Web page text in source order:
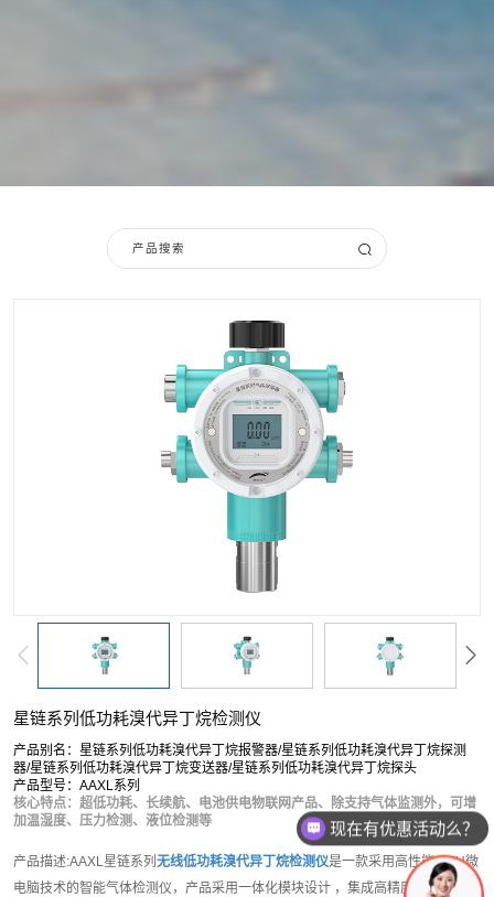
复合型检测仪 软件平台
星链系列低功耗溴代异丁烷检测仪
产品别名：星链系列低功耗溴代异丁烷报警器/星链系列低功耗溴代异丁烷探测
器/星链系列低功耗溴代异丁烷变送器/星链系列低功耗溴代异丁烷探头
产品型号：AAXL系列
核心特点：超低功耗、长续航、电池供电物联网产品、除支持气体监测外，可增
加温湿度、压力检测、液位检测等
产品描述:AAXL星链系列 无线低功耗溴代异丁烷检测仪是一款采用高性能MCU微
电脑技术的智能气体检测仪，产品采用一体化模块设计 ，集成高精度气体传感器
可以介绍下你们的产品么？